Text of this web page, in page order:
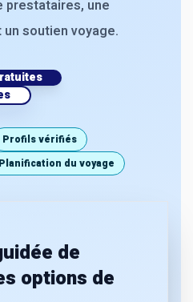
prestataires, une
soutien voyage.
Profils vérifiés
Planification du voyage
de
options de